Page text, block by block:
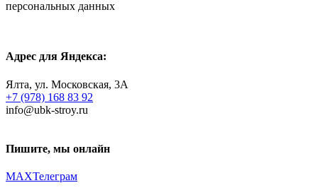
персональных данных
Адрес для Яндекса:
Ялта, ул. Московская, 3А
+7 (978) 168 83 92
info@ubk-stroy.ru
Пишите, мы онлайн
MAXТелеграм